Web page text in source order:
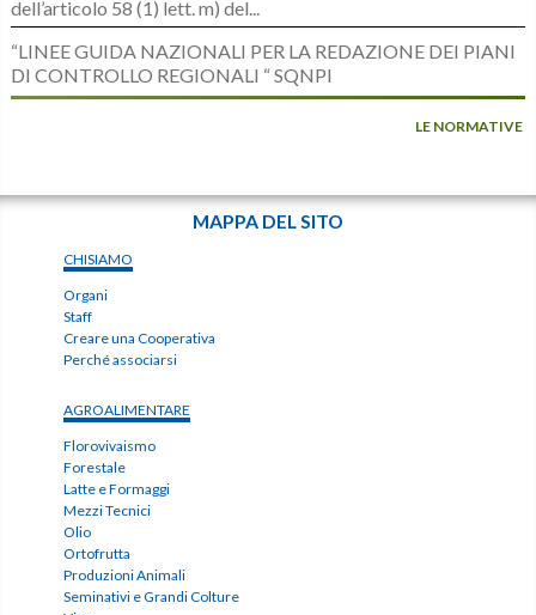
dell’articolo 58 (1) lett. m) del...
“LINEE GUIDA NAZIONALI PER LA REDAZIONE DEI PIANI
DI CONTROLLO REGIONALI “ SQNPI
LE NORMATIVE
MAPPA DEL SITO
CHISIAMO
Organi
Staff
Creare una Cooperativa
Perché associarsi
AGROALIMENTARE
Florovivaismo
Forestale
Latte e Formaggi
Mezzi Tecnici
Olio
Ortofrutta
Produzioni Animali
Seminativi e Grandi Colture